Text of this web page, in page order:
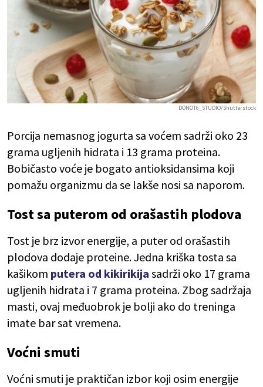
DONOT6_STUDIO/Shutterstock
Porcija nemasnog jogurta sa voćem sadrži oko 23
grama ugljenih hidrata i 13 grama proteina.
Bobičasto voće je bogato antioksidansima koji
pomažu organizmu da se lakše nosi sa naporom.
Tost sa puterom od orašastih plodova
Tost je brz izvor energije, a puter od orašastih
plodova dodaje proteine. Jedna kriška tosta sa
kašikom putera od kikirikija sadrži oko 17 grama
ugljenih hidrata i 7 grama proteina. Zbog sadržaja
masti, ovaj međuobrok je bolji ako do treninga
imate bar sat vremena.
Voćni smuti
Voćni smuti je praktičan izbor koji osim energije